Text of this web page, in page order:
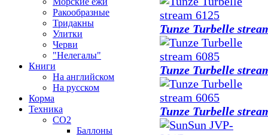
Ракообразные
Тридакны
Улитки
Черви
"Нелегалы"
Книги
На английском
На русском
Корма
Техника
CO2
Баллоны
Tunze Turbelle
Tunze Turbelle
Tunze Turbelle